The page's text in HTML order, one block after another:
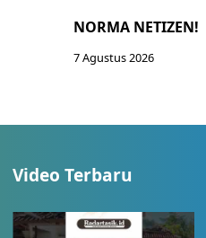
NORMA NETIZEN!
7 Agustus 2026
Video Terbaru